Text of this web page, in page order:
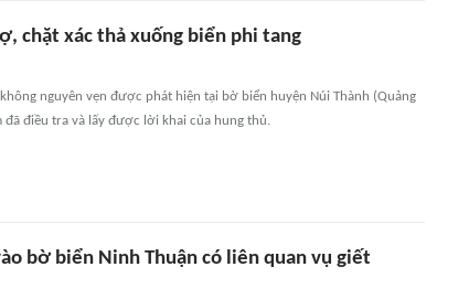
chặt xác thả xuống biển phi tang
nguyên vẹn được phát hiện tại bờ biển huyện Núi Thành (Quảng
đã điều tra và lấy được lời khai của hung thủ.
bờ biển Ninh Thuận có liên quan vụ giết